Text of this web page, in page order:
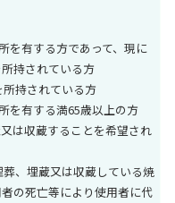
を有する方であって、現に
持されている方
持されている方
を有する満65歳以上の方
は収蔵することを希望され
、埋蔵又は収蔵している焼
の死亡等により使用者に代